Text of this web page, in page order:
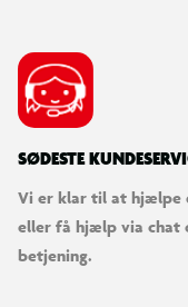
SØDESTE
Vi er klar til at hjælpe
eller få hjælp via chat
betjening.